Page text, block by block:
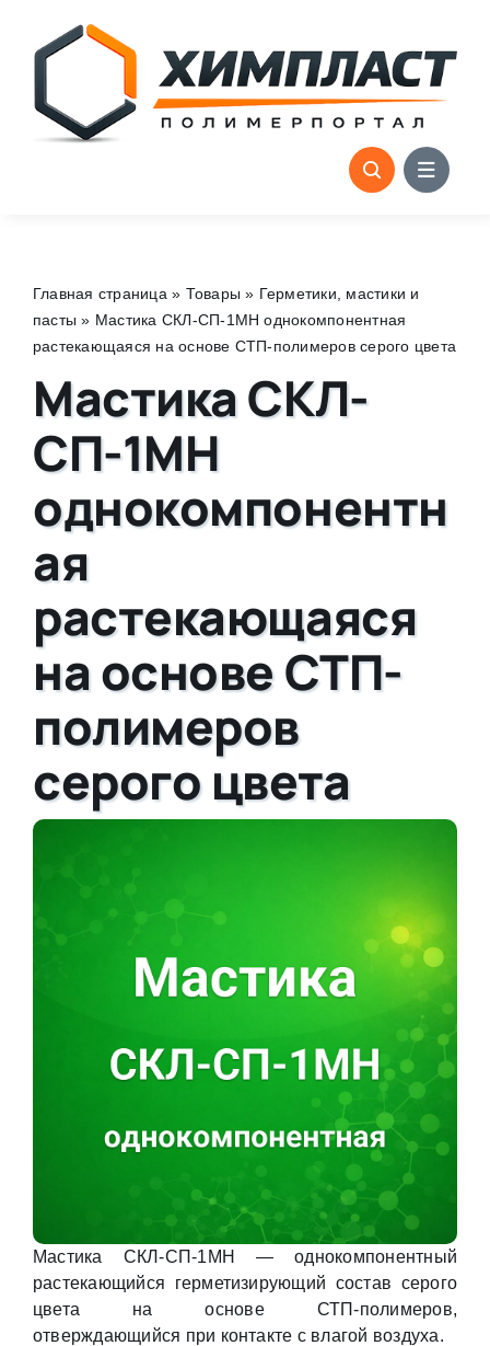
content
Главная страница » Товары » Герметики, мастики и
пасты » Мастика СКЛ-СП-1МН однокомпонентная
растекающаяся на основе СТП-полимеров серого цвета
Мастика СКЛ-
СП-1МН
однокомпонентн
ая
растекающаяся
на основе СТП-
полимеров
серого цвета
Мастика СКЛ-СП-1МН — однокомпонентный
растекающийся герметизирующий состав серого
цвета на основе СТП-полимеров,
отверждающийся при контакте с влагой воздуха.